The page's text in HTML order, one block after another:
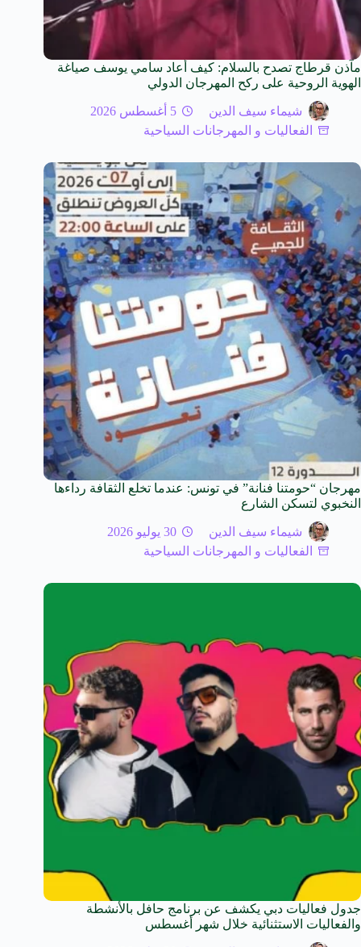
مآذن قرطاج تصدح بالسلام: كيف أعاد سامي يوسف صياغة
الهوية الروحية على ركح المهرجان الدولي
شيماء سيف الدين
5 أغسطس 2026
الفعاليات و المهرجانات السياحية
مهرجان “حومتنا فنانة” في تونس: عندما تخلع الثقافة رداءها
النخبوي لتسكن الشارع
شيماء سيف الدين
30 يوليو 2026
الفعاليات و المهرجانات السياحية
جدول فعاليات دبي يكشف عن برنامج حافل بالأنشطة
والفعاليات الاستثنائية خلال شهر أغسطس